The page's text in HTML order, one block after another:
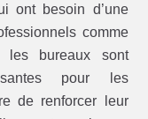
ont besoin d’une
comme
les bureaux sont
pour les
de renforcer leur